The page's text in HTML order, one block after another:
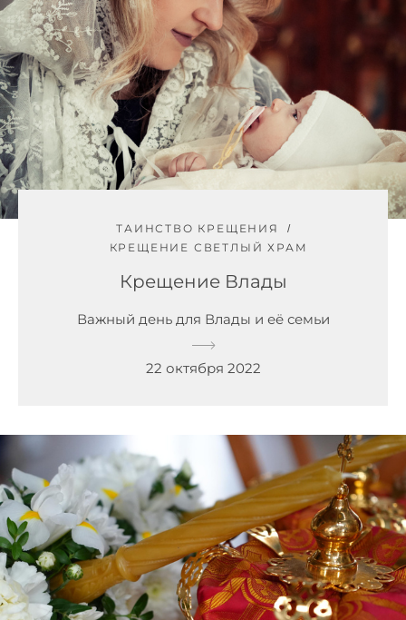
ТАИНСТВО КРЕЩЕНИЯ
КРЕЩЕНИЕ СВЕТЛЫЙ ХРАМ
Крещение Влады
Важный день для Влады и её семьи
22 октября 2022